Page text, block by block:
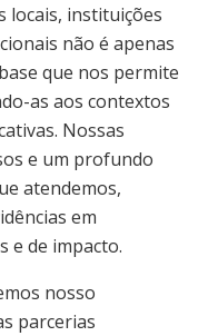
locais, instituições
não é apenas
que nos permite
as aos contextos
Nossas
e um profundo
atendemos,
em
e de impacto.
nosso
parcerias